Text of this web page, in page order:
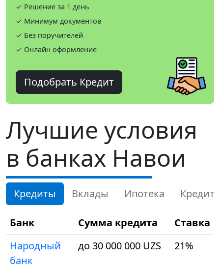
✓ Решение за 1 день
✓ Минимум документов
✓ Без поручителей
✓ Онлайн оформление
Подобрать Кредит
Лучшие условия
в банках Навои
Кредиты Вклады Ипотека
Банк Сумма кредита
Ставка
Народный
банк
до 30 000 000 UZS 21%